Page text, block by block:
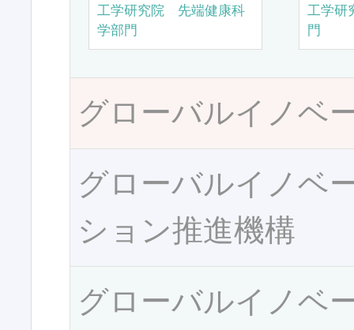
工学研究院 先端健康科
学部門
工学研
門
グローバルイノベ
グローバルイノベ
ション推進機構
グローバルイノベ